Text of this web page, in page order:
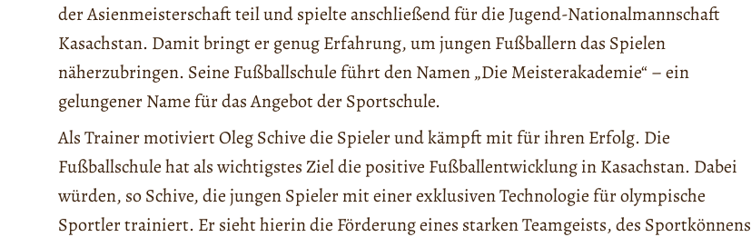
der Asienmeisterschaft teil und spielte anschließend für die Jugend-Nationalmannschaft
Kasachstan. Damit bringt er genug Erfahrung, um jungen Fußballern das Spielen
näherzubringen. Seine Fußballschule führt den Namen „Die Meisterakademie“ – ein
gelungener Name für das Angebot der Sportschule.
Als Trainer motiviert Oleg Schive die Spieler und kämpft mit für ihren Erfolg. Die
Fußballschule hat als wichtigstes Ziel die positive Fußballentwicklung in Kasachstan. Dabei
würden, so Schive, die jungen Spieler mit einer exklusiven Technologie für olympische
Sportler trainiert. Er sieht hierin die Förderung eines starken Teamgeists, des Sportkönnens